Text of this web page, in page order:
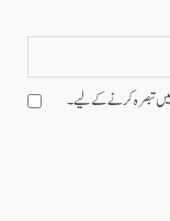
میں تبصرہ کرنے کےلیے۔